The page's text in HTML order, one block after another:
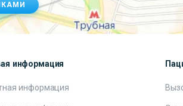
информация
информация